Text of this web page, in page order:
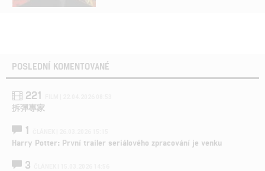
POSLEDNÍ KOMENTOVANÉ
221
拆彈專家
1
Harry Potter: První trailer seriálového zpracování je venku
3